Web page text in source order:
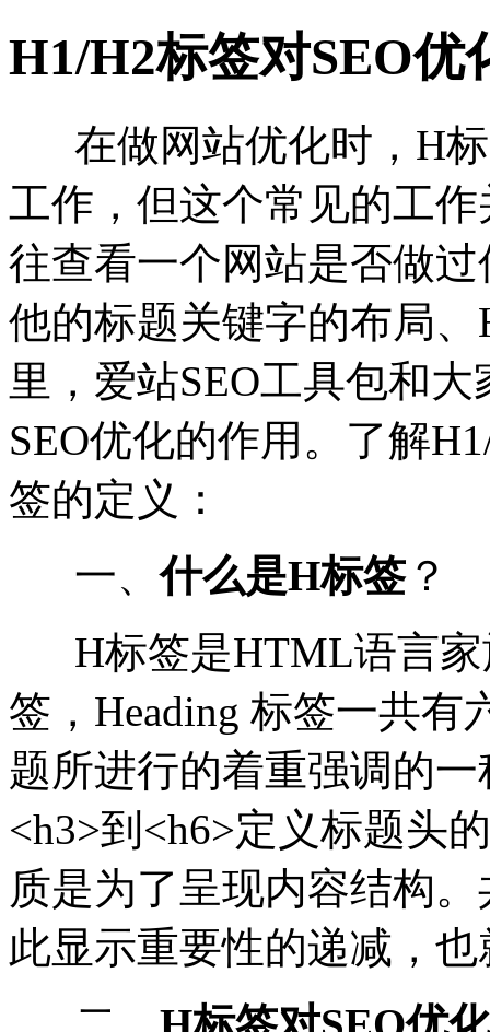
H1/H2标签对SEO优
在做网站优化时，H标
工作，但这个常见的工
往查看一个网站是否做
他的标题关键字的布局
里，爱站SEO工具包和
SEO优化的作用。了解
签的定义：
一、什么是H标签？
H标签是HTML语言家
签，Heading 标签一共
题所进行的着重强调的
<h3>到<h6>定义标题头
质是为了呈现内容结构
此显示重要性的递减，